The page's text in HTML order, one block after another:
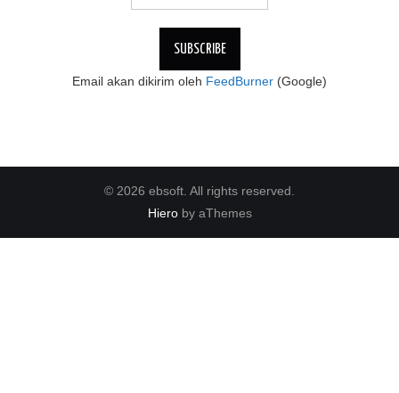
Email akan dikirim oleh FeedBurner (Google)
© 2026 ebsoft. All rights reserved.
Hieroby aThemes